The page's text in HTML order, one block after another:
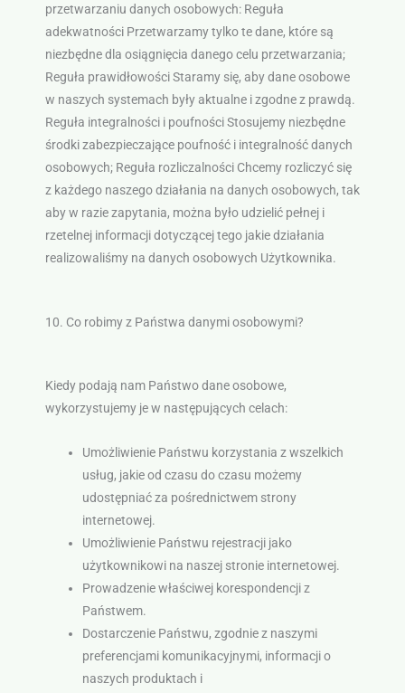
przetwarzaniu danych osobowych: Reguła
adekwatności Przetwarzamy tylko te dane, które są
niezbędne dla osiągnięcia danego celu przetwarzania;
Reguła prawidłowości Staramy się, aby dane osobowe
w naszych systemach były aktualne i zgodne z prawdą.
Reguła integralności i poufności Stosujemy niezbędne
środki zabezpieczające poufność i integralność danych
osobowych; Reguła rozliczalności Chcemy rozliczyć się
z każdego naszego działania na danych osobowych, tak
aby w razie zapytania, można było udzielić pełnej i
rzetelnej informacji dotyczącej tego jakie działania
realizowaliśmy na danych osobowych Użytkownika.
10. Co robimy z Państwa danymi osobowymi?
Kiedy podają nam Państwo dane osobowe,
wykorzystujemy je w następujących celach:
Umożliwienie Państwu korzystania z wszelkich
usług, jakie od czasu do czasu możemy
udostępniać za pośrednictwem strony
internetowej.
Umożliwienie Państwu rejestracji jako
użytkownikowi na naszej stronie internetowej.
Prowadzenie właściwej korespondencji z
Państwem.
Dostarczenie Państwu, zgodnie z naszymi
preferencjami komunikacyjnymi, informacji o
naszych produktach i